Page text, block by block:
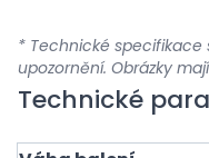
* Technické specifikace
upozornění. Obrázky
Technické